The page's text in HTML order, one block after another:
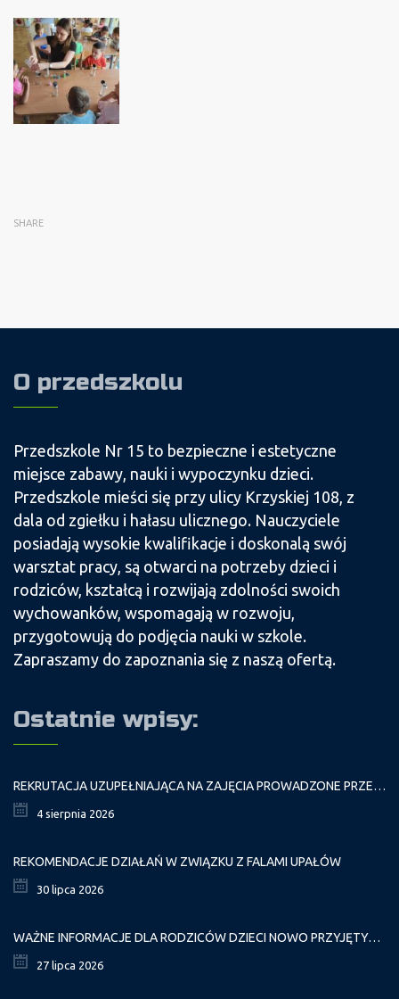
SHARE
O przedszkolu
Przedszkole Nr 15 to bezpieczne i estetyczne
miejsce zabawy, nauki i wypoczynku dzieci.
Przedszkole mieści się przy ulicy Krzyskiej 108, z
dala od zgiełku i hałasu ulicznego. Nauczyciele
posiadają wysokie kwalifikacje i doskonalą swój
warsztat pracy, są otwarci na potrzeby dzieci i
rodziców, kształcą i rozwijają zdolności swoich
wychowanków, wspomagają w rozwoju,
przygotowują do podjęcia nauki w szkole.
Zapraszamy do zapoznania się z naszą ofertą.
Ostatnie wpisy:
REKRUTACJA UZUPEŁNIAJĄCA NA ZAJĘCIA PROWADZONE PRZEZ PAŁAC MŁODZIEŻY W ROKU SZKOLNYM 2026/2027
4 sierpnia 2026
REKOMENDACJE DZIAŁAŃ W ZWIĄZKU Z FALAMI UPAŁÓW
30 lipca 2026
WAŻNE INFORMACJE DLA RODZICÓW DZIECI NOWO PRZYJĘTYCH GR. I
27 lipca 2026